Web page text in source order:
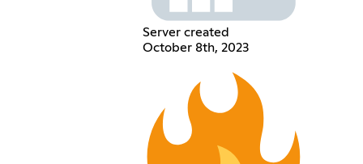
Server created
October 8th, 2023